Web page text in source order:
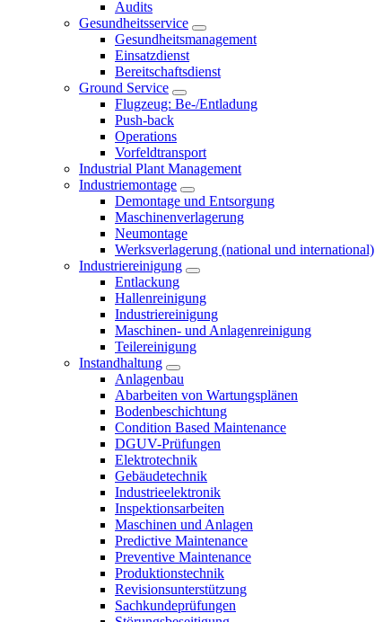
Audits
Gesundheitsservice
Gesundheitsmanagement
Einsatzdienst
Bereitschaftsdienst
Ground Service
Flugzeug: Be-/Entladung
Push-back
Operations
Vorfeldtransport
Industrial Plant Management
Industriemontage
Demontage und Entsorgung
Maschinenverlagerung
Neumontage
Werksverlagerung (national und international)
Industriereinigung
Entlackung
Hallenreinigung
Industriereinigung
Maschinen- und Anlagenreinigung
Teilereinigung
Instandhaltung
Anlagenbau
Abarbeiten von Wartungsplänen
Bodenbeschichtung
Condition Based Maintenance
DGUV-Prüfungen
Elektrotechnik
Gebäudetechnik
Industrieelektronik
Inspektionsarbeiten
Maschinen und Anlagen
Predictive Maintenance
Preventive Maintenance
Produktionstechnik
Revisionsunterstützung
Sachkundeprüfungen